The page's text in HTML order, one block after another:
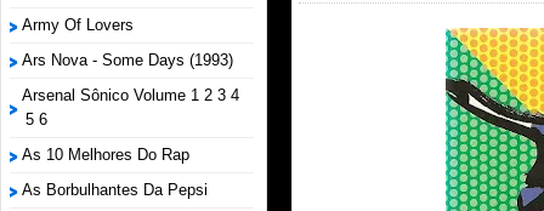
Army Of Lovers
Ars Nova - Some Days (1993)
Arsenal Sônico Volume 1 2 3 4
5 6
As 10 Melhores Do Rap
As Borbulhantes Da Pepsi